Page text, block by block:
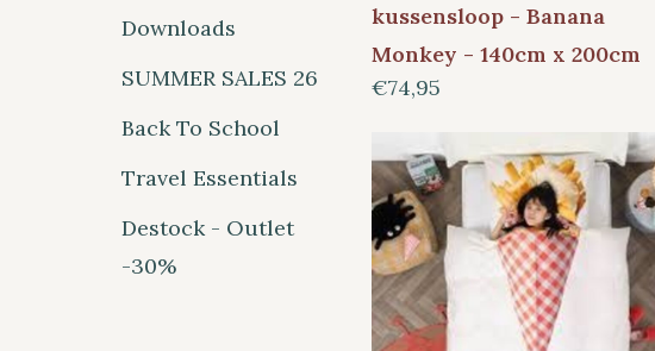
Downloads
SUMMER SALES 26
Back To School
Travel Essentials
Destock - Outlet
-30%
kussensloop - Banana
Monkey - 140cm x 200cm
€74,95